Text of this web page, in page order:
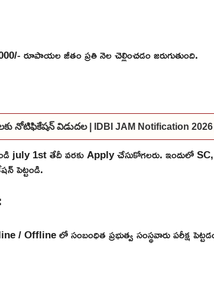
రూపాయల జీతం ప్రతి నెల చెల్లించడం జరుగుతుంది.
నోటిఫికేషన్ విడుదల | IDBI JAM Notification 2026
1st తేదీ వరకు Apply చేసుకోగలరు. ఇందులో SC,
పెట్టండి.
/ Offline లో సంబంధిత ప్రభుత్వ సంస్థవారు పరీక్ష